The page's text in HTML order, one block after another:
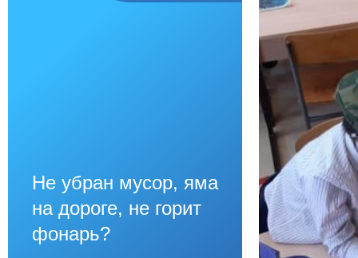
Не убран мусор, яма
на дороге, не горит
фонарь?